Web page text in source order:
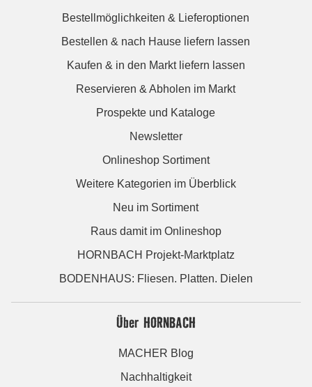
Bestellmöglichkeiten & Lieferoptionen
Bestellen & nach Hause liefern lassen
Kaufen & in den Markt liefern lassen
Reservieren & Abholen im Markt
Prospekte und Kataloge
Newsletter
Onlineshop Sortiment
Weitere Kategorien im Überblick
Neu im Sortiment
Raus damit im Onlineshop
HORNBACH Projekt-Marktplatz
BODENHAUS: Fliesen. Platten. Dielen
Über HORNBACH
MACHER Blog
Nachhaltigkeit